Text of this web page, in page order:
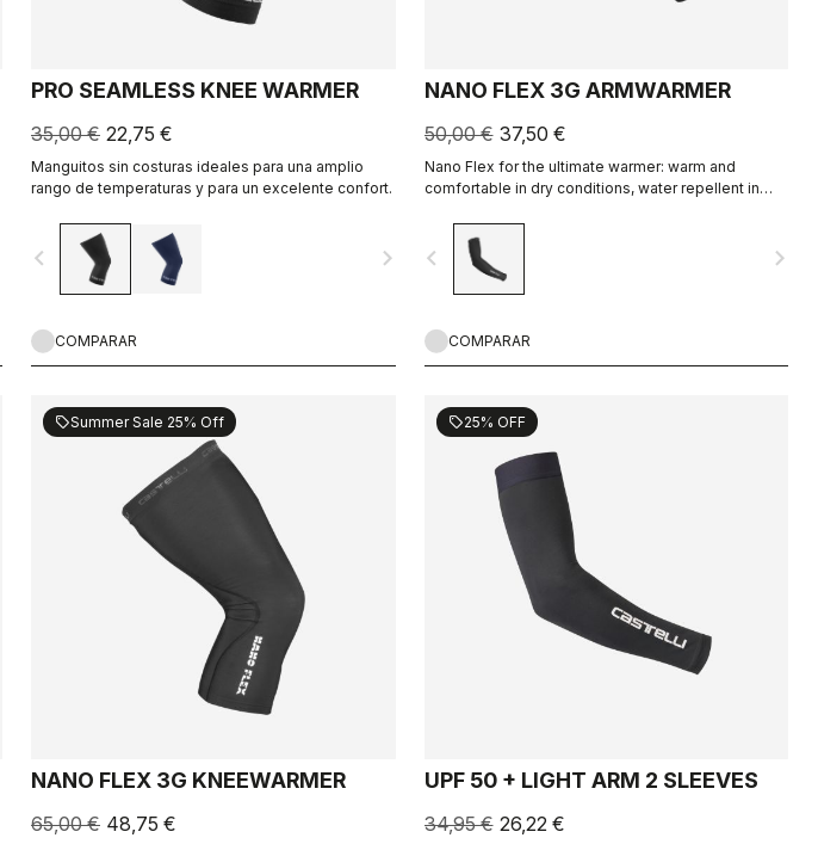
PRO SEAMLESS KNEE WARMER
35,00 € 22,75 €
Manguitos sin costuras ideales para una amplio
rango de temperaturas y para un excelente confort.
navigate_before navigate_next
COMPARAR
NANO FLEX 3G ARMWARMER
50,00 € 37,50 €
Nano Flex for the ultimate warmer: warm and
comfortable in dry conditions, water repellent in
conditions.
navigate_before navigate_next
COMPARAR
sellSummer Sale 25% Off
NANO FLEX 3G KNEEWARMER
65,00 € 48,75 €
sell25% OFF
UPF 50 + LIGHT ARM 2 SLEEVES
34,95 € 26,22 €